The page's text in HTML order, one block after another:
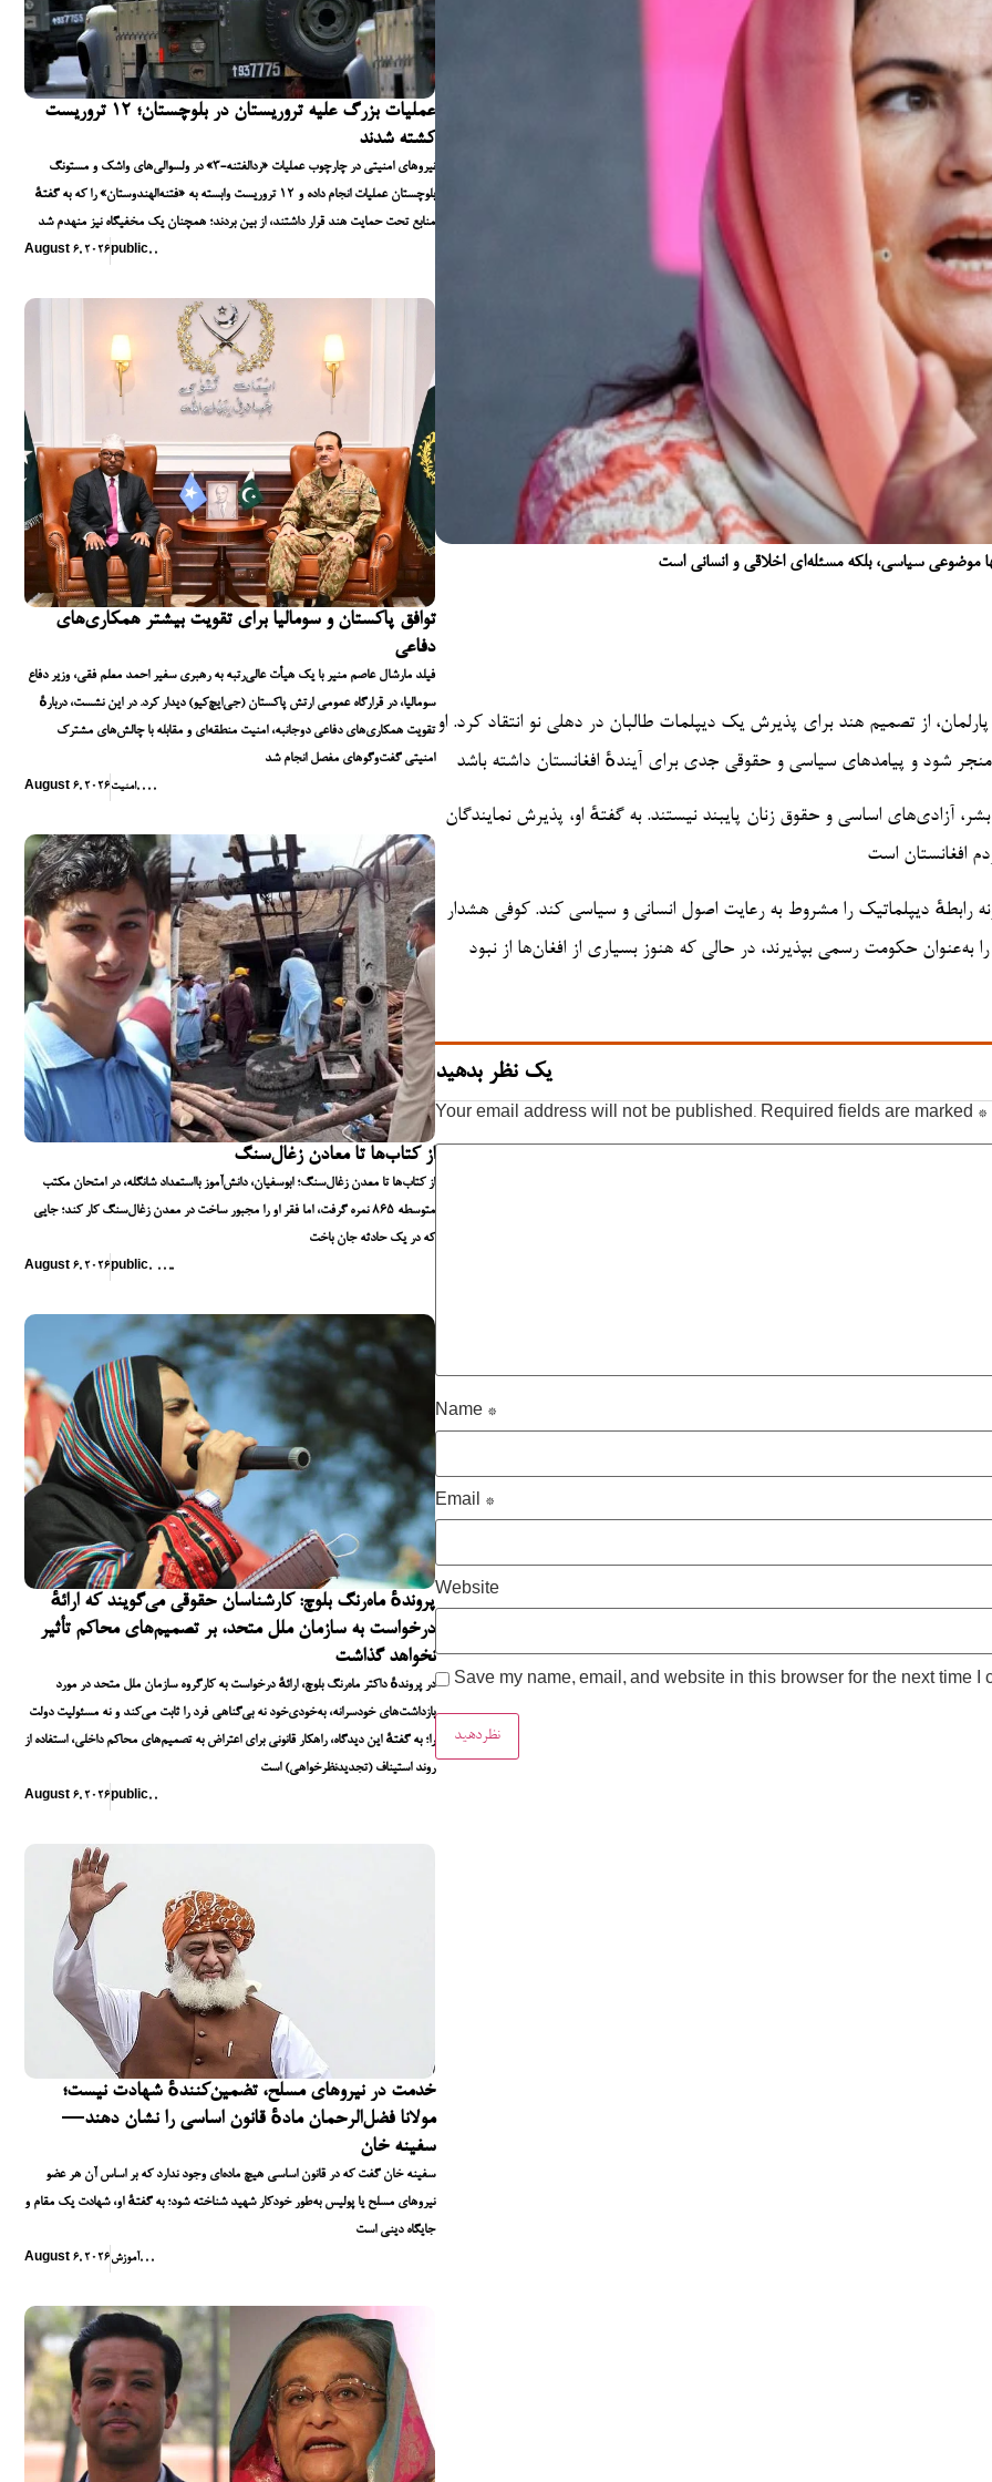
عملیات بزرگ علیه تروریستان در بلوچستان؛ ۱۲ تروریست
کشته شدند
نیروهای امنیتی در چارچوب عملیات «ردالفتنه-۳» در ولسوالی‌های واشک و مستونگ
بلوچستان عملیات انجام داده و ۱۲ تروریست وابسته به «فتنه‌الهندوستان» را که به گفتهٔ
منابع تحت حمایت هند قرار داشتند، از بین بردند؛ همچنان یک مخفیگاه نیز منهدم شد
August 6, 2026 public, ,
توافق پاکستان و سومالیا برای تقویت بیشتر همکاری‌های
دفاعی
فیلد مارشال عاصم منیر با یک هیأت عالی‌رتبه به رهبری سفیر احمد معلم فقی، وزیر دفاع
سومالیا، در قرارگاه عمومی ارتش پاکستان (جی‌ایچ‌کیو) دیدار کرد. در این نشست، دربارهٔ
تقویت همکاری‌های دفاعی دوجانبه، امنیت منطقه‌ای و مقابله با چالش‌های مشترک
امنیتی گفت‌وگوهای مفصل انجام شد
August 6, 2026امنیت, , , ,
از کتاب‌ها تا معادن زغال‌سنگ
از کتاب‌ها تا معدن زغال‌سنگ؛ ابوسفیان، دانش‌آموز بااستعداد شانگله، در امتحان مکتب
متوسطه ۸۶۵ نمره گرفت، اما فقر او را مجبور ساخت در معدن زغال‌سنگ کار کند؛ جایی
که در یک حادثه جان باخت
August 6, 2026 public, ,,,,
پروندهٔ ماه‌رنگ بلوچ: کارشناسان حقوقی می‌گویند که ارائهٔ
درخواست به سازمان ملل متحد، بر تصمیم‌های محاکم تأثیر
نخواهد گذاشت
در پروندهٔ داکتر ماه‌رنگ بلوچ، ارائهٔ درخواست به کارگروه سازمان ملل متحد در مورد
بازداشت‌های خودسرانه، به‌خودی‌خود نه بی‌گناهی فرد را ثابت می‌کند و نه مسئولیت دولت
را؛ به گفتهٔ این دیدگاه، راهکار قانونی برای اعتراض به تصمیم‌های محاکم داخلی، استفاده از
روند استیناف (تجدیدنظرخواهی) است
August 6, 2026 public, ,
خدمت در نیروهای مسلح، تضمین‌کنندهٔ شهادت نیست؛
مولانا فضل‌الرحمان مادهٔ قانون اساسی را نشان دهند—
سفینه خان
سفینه خان گفت که در قانون اساسی هیچ ماده‌ای وجود ندارد که بر اساس آن هر عضو
نیروهای مسلح یا پولیس به‌طور خودکار شهید شناخته شود؛ به گفتهٔ او، شهادت یک مقام و
جایگاه دینی است
August 6, 2026آموزش, , ,
موضوعی سیاسی، بلکه مسئله‌ای اخلاقی و انسانی است
پارلمان، از تصمیم هند برای پذیرش یک دیپلمات طالبان در دهلی نو انتقاد کرد. او
آزادی‌های اساسی و حقوق زنان پایبند نیستند. به گفتهٔ او، پذیرش نمایندگان
رابطهٔ دیپلماتیک را مشروط به رعایت اصول انسانی و سیاسی کند. کوفی هشدار
به‌عنوان حکومت رسمی بپذیرند، در حالی که هنوز بسیاری از افغان‌ها از نبود
یک نظر بدهید
Your email address will not be published. Required fields are marked *
Name *
Email *
Website
Save my name, email, and website in this browser for the next time I